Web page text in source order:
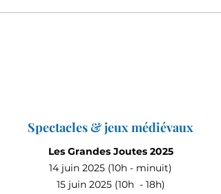
Spectacles & jeux médiévaux
Les Grandes Joutes 2025
14 juin 2025 (10h - minuit)
15 juin 2025 (10h - 18h)